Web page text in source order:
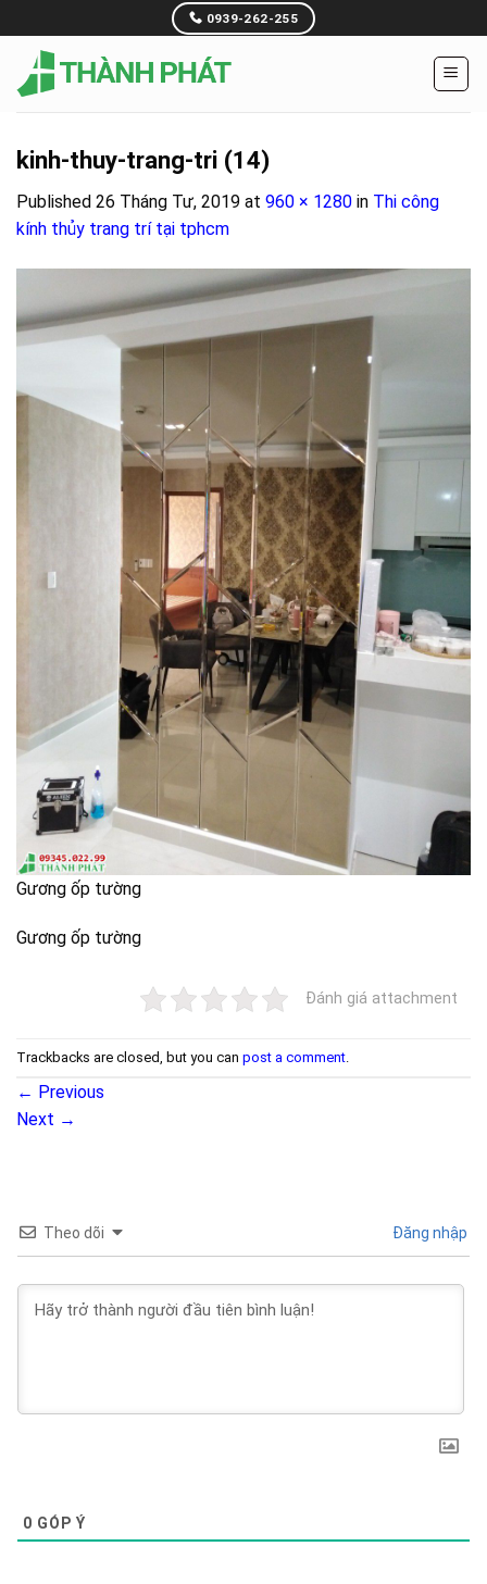
to
content
0939-262-255
kinh-thuy-trang-tri (14)
Published 26 Tháng Tư, 2019 at 960 × 1280 in Thi công
kính thủy trang trí tại tphcm
Gương ốp tường
Gương ốp tường
Đánh giá attachment
Trackbacks are closed, but you can post a comment
← Previous
Next →
Theo dõi Đăng nhập
0 GÓP Ý